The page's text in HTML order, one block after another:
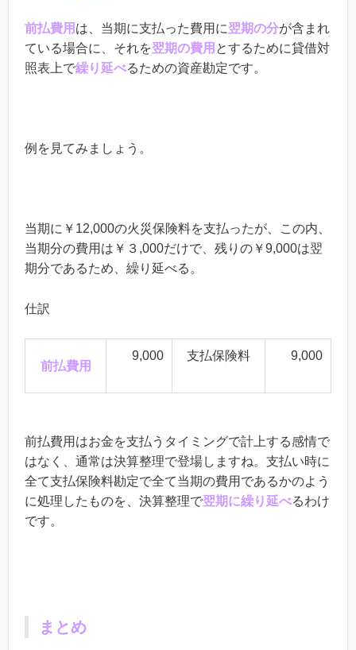
前払費用 は、当期に支払った費用に翌期の分が含まれ
ている場合に、それを翌期の費用 とするために貸借対
照表上で繰り延べるための資産勘定です。
例を見てみましょう。
当期に￥12,000の火災保険料を支払ったが、この内、
当期分の費用は￥３,000だけで、残りの￥9,000は翌
期分であるため、繰り延べる。
仕訳
前払費用
9,000 支払保険料 9,000
前払費用はお金を支払うタイミングで計上する感情で
はなく、通常は決算整理で登場しますね。支払い時に
全て支払保険料勘定で全て当期の費用であるかのよう
に処理したものを、決算整理で翌期に繰り延べるわけ
です。
まとめ